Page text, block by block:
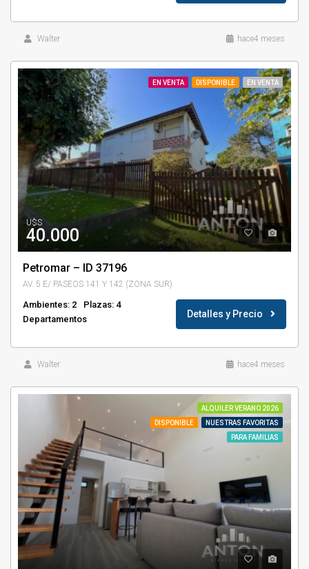
Walter hace4 meses
EN VENTA DISPONIBLE EN VENTA
U$S
40.000
Petromar – ID 37196
AV. 5 E/ PASEOS 141 Y 142 (ZONA SUR)
Ambientes: 2
Plazas: 4
Departamentos
Detalles y Precio
Walter hace4 meses
ALQUILER VERANO 2026
DISPONIBLE
NUESTRAS FAVORITAS
PARA FAMILIAS